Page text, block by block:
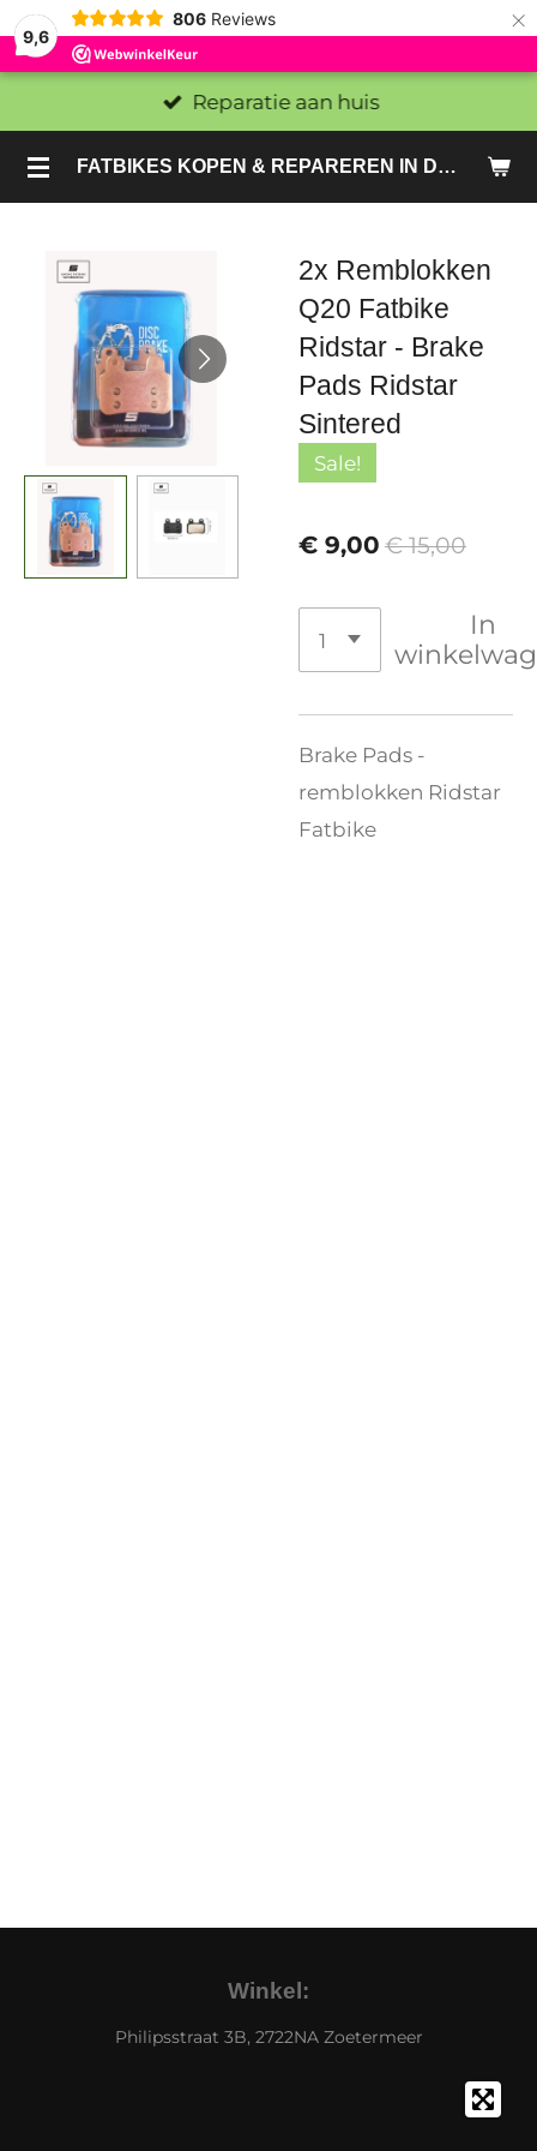
9,6
806 Reviews ×
FATBIKES KOPEN & REPAREREN IN DEN HAAG EN ZOETERMEER - SACHE BIKES
Reparatie aan huis
2x Remblokken
Q20 Fatbike
Ridstar - Brake
Pads Ridstar
Sintered
Sale!
€ 9,00 € 15,00
In
Brake Pads -
remblokken Ridstar
Fatbike
Winkel:
Philipsstraat 3B, 2722NA Zoetermeer